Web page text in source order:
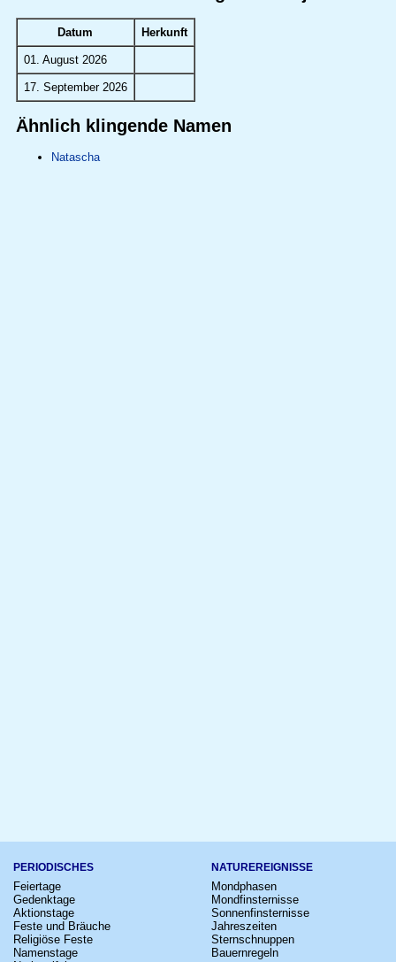
Datum Herkunft
01. August 2026
17. September 2026
Ähnlich klingende Namen
Natascha
PERIODISCHES
Feiertage
Gedenktage
Aktionstage
Feste und Bräuche
Religiöse Feste
Namenstage
NATUREREIGNISSE
Mondphasen
Mondfinsternisse
Sonnenfinsternisse
Jahreszeiten
Sternschnuppen
Bauernregeln